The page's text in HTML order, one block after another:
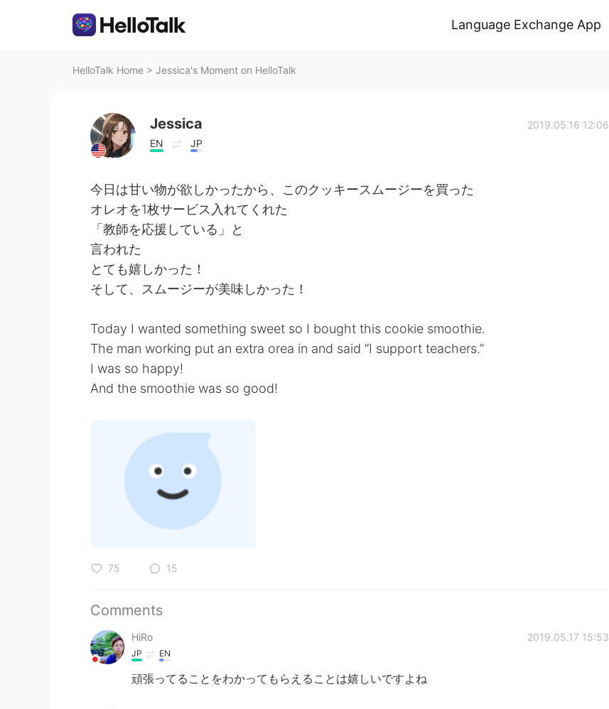
Language Exchange App
HelloTalk Home > Jessica's Moment on HelloTalk
Jessica
EN JP
2019.05.16 12:06
今日は甘い物が欲しかったから、このクッキースムージーを買った
オレオを1枚サービス入れてくれた
「教師を応援している」と
言われた
とても嬉しかった！
そして、スムージーが美味しかった！
Today I wanted something sweet so I bought this cookie smoothie.
The man working put an extra orea in and said “I support teachers.”
I was so happy!
And the smoothie was so good!
75 15
Comments
HiRo 2019.05.17 15:53
JP EN
頑張ってることをわかってもらえることは嬉しいですよね